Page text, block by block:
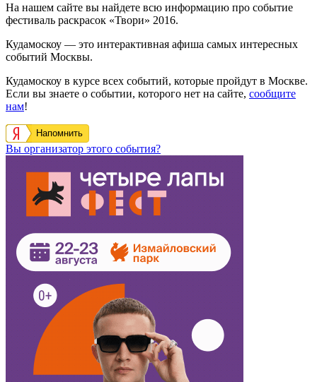
На нашем сайте вы найдете всю информацию про событие
фестиваль раскрасок «Твори» 2016.
Кудамоскоу — это интерактивная афиша самых интересных
событий Москвы.
Кудамоскоу в курсе всех событий, которые пройдут в Москве.
Если вы знаете о событии, которого нет на сайте, сообщите
нам!
Напомнить
Вы организатор этого события?